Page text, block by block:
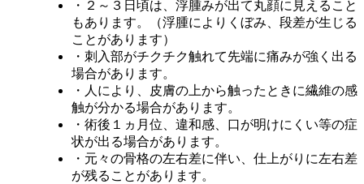
・２～３日頃は、浮腫みが出て丸顔に見えること
もあります。（浮腫によりくぼみ、段差が生じる
ことがあります）
・刺入部がチクチク触れて先端に痛みが強く出る
場合があります。
・人により、皮膚の上から触ったときに繊維の感
触が分かる場合があります。
・術後１ヵ月位、違和感、口が明けにくい等の症
状が出る場合があります。
・元々の骨格の左右差に伴い、仕上がりに左右差
が残ることがあります。